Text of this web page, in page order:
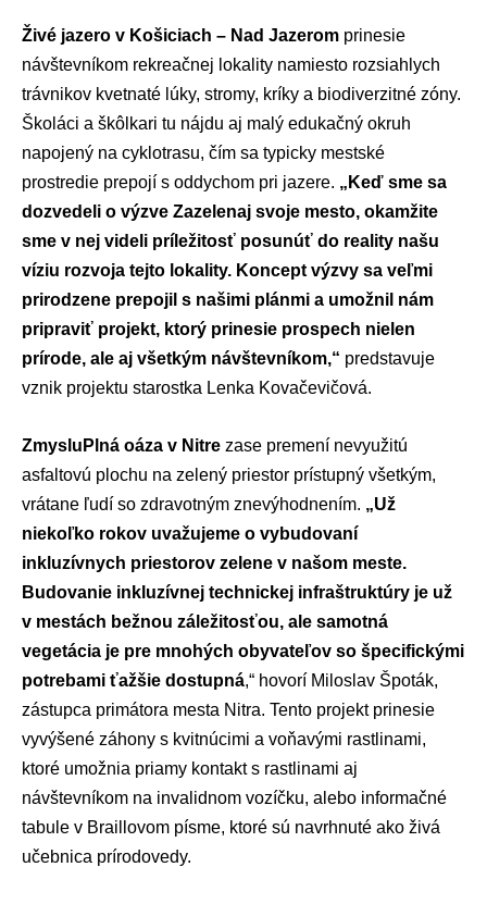
Živé jazero v Košiciach – Nad Jazerom prinesie
návštevníkom rekreačnej lokality namiesto rozsiahlych
trávnikov kvetnaté lúky, stromy, kríky a biodiverzitné zóny.
Školáci a škôlkari tu nájdu aj malý edukačný okruh
napojený na cyklotrasu, čím sa typicky mestské
prostredie prepojí s oddychom pri jazere. „Keď sme sa
dozvedeli o výzve Zazelenaj svoje mesto, okamžite
sme v nej videli príležitosť posunúť do reality našu
víziu rozvoja tejto lokality. Koncept výzvy sa veľmi
prirodzene prepojil s našimi plánmi a umožnil nám
pripraviť projekt, ktorý prinesie prospech nielen
prírode, ale aj všetkým návštevníkom,“ predstavuje
vznik projektu starostka Lenka Kovačevičová.
ZmysluPlná oáza v Nitre zase premení nevyužitú
asfaltovú plochu na zelený priestor prístupný všetkým,
vrátane ľudí so zdravotným znevýhodnením. „Už
niekoľko rokov uvažujeme o vybudovaní
inkluzívnych priestorov zelene v našom meste.
Budovanie inkluzívnej technickej infraštruktúry je už
v mestách bežnou záležitosťou, ale samotná
vegetácia je pre mnohých obyvateľov so špecifickými
potrebami ťažšie dostupná,“ hovorí Miloslav Špoták,
zástupca primátora mesta Nitra. Tento projekt prinesie
vyvýšené záhony s kvitnúcimi a voňavými rastlinami,
ktoré umožnia priamy kontakt s rastlinami aj
návštevníkom na invalidnom vozíčku, alebo informačné
tabule v Braillovom písme, ktoré sú navrhnuté ako živá
učebnica prírodovedy.